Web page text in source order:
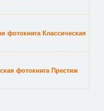
фотокнига Классическая
фотокнига Престиж